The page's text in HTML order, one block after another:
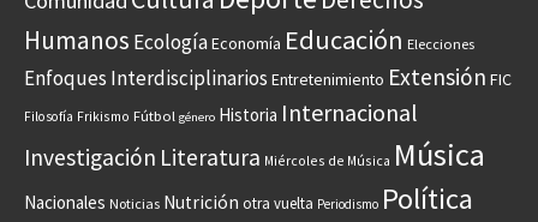
Humanos EcologíaEconomía Educación Elecciones
Enfoques Interdisciplinarios Entretenimiento Extensión FIC
Filosofía Frikismo Fútbol género Historia Internacional
Investigación Literatura Miércoles de Música Música
Nacionales Noticias Nutrición otra vuelta Periodismo Política